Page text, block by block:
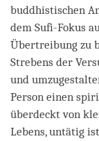
buddhistischen
dem Sufi-Fokus
Übertreibung zu
Strebens der
und
Person einen
überdeckt von
Lebens, untätig